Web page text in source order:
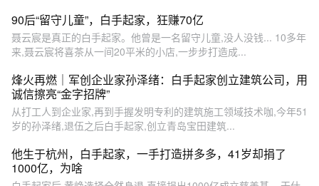
90后“留守儿童”，白手起家，狂赚70亿
聂云宸是真正的白手起家。他曾是一名留守儿童,没人没钱... 10多年
来,聂云宸将喜茶从一间20平米的小店,一步步打造成...
烽火再燃｜军创企业家孙泽绪：白手起家创立建筑公司，用
诚信擦亮“金字招牌”
从打工人到企业家,再到手握发明专利的建筑施工领域技术咖,今年51
岁的孙泽绪,退伍之后白手起家,创立青岛宝田建筑...
他生于杭州，白手起家，一手打造拼多多，41岁却捐了
1000亿，为啥